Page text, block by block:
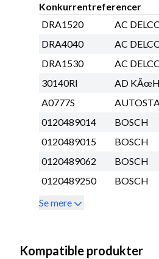
Konkurrentreferencer
DRA1520
AC
DRA4040
AC
DRA1530
AC
30140RI
AD
A0777S
0120489014
BOSCH
0120489015
BOSCH
0120489062
BOSCH
0120489250
BOSCH
Se mere
Kompatible produkter